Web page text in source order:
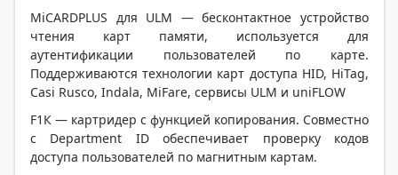
MiCARDPLUS для ULM — бесконтактное устройство
чтения карт памяти, используется для
аутентификации пользователей по карте.
Поддерживаются технологии карт доступа HID, HiTag,
Casi Rusco, Indala, MiFare, сервисы ULM и uniFLOW
F1К — картридер с функцией копирования. Совместно
с Department ID обеспечивает проверку кодов
доступа пользователей по магнитным картам.